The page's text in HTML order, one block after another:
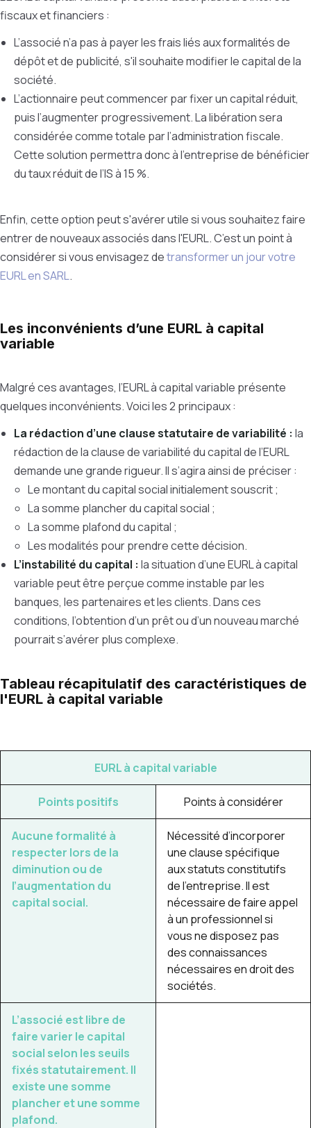
fiscaux et financiers :
L’associé n’a pas à payer les frais liés aux formalités de
dépôt et de publicité, s'il souhaite modifier le capital de la
société.
L’actionnaire peut commencer par fixer un capital réduit,
puis l’augmenter progressivement. La libération sera
considérée comme totale par l’administration fiscale.
Cette solution permettra donc à l’entreprise de bénéficier
du taux réduit de l’IS à 15 %.
Enfin, cette option peut s'avérer utile si vous souhaitez faire
entrer de nouveaux associés dans l'EURL. C’est un point à
considérer si vous envisagez detransformer un jour votre
EURL en SARL.
Les inconvénients d’une EURL à capital
variable
Malgré ces avantages, l’EURL à capital variable présente
quelques inconvénients. Voici les 2 principaux :
La rédaction d’une clause statutaire de variabilité : la
rédaction de la clause de variabilité du capital de l’EURL
demande une grande rigueur. Il s’agira ainsi de préciser :
Le montant du capital social initialement souscrit ;
La somme plancher du capital social ;
La somme plafond du capital ;
Les modalités pour prendre cette décision.
L’instabilité du capital : la situation d’une EURL à capital
variable peut être perçue comme instable par les
banques, les partenaires et les clients. Dans ces
conditions, l’obtention d’un prêt ou d’un nouveau marché
pourrait s’avérer plus complexe.
Tableau récapitulatif des caractéristiques de
l'EURL à capital variable
EURL à capital variable
Points positifs Points à considérer
Aucune formalité à
respecter lors de la
diminution ou de
l’augmentation du
capital social.
Nécessité d’incorporer
une clause spécifique
aux statuts constitutifs
de l’entreprise. Il est
nécessaire de faire appel
à un professionnel si
vous ne disposez pas
des connaissances
nécessaires en droit des
sociétés.
L’associé est libre de
faire varier le capital
social selon les seuils
fixés statutairement. Il
existe une somme
plancher et une somme
plafond.